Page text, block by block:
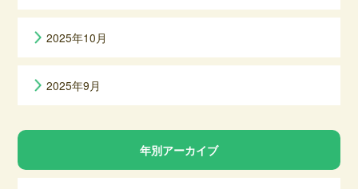
2025年10月
2025年9月
年別アーカイブ